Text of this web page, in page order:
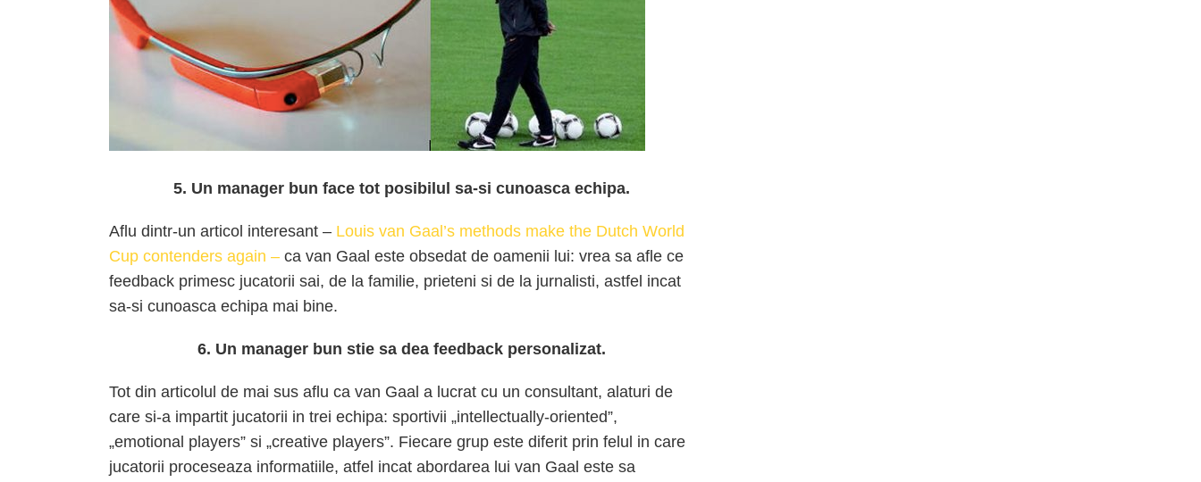
5. Un manager bun face tot posibilul sa-si cunoasca echipa.
Aflu dintr-un articol interesant – Louis van Gaal’s methods make the Dutch World
Cup contenders again – ca van Gaal este obsedat de oamenii lui: vrea sa afle ce
feedback primesc jucatorii sai, de la familie, prieteni si de la jurnalisti, astfel incat
sa-si cunoasca echipa mai bine.
6. Un manager bun stie sa dea feedback personalizat.
Tot din articolul de mai sus aflu ca van Gaal a lucrat cu un consultant, alaturi de
care si-a impartit jucatorii in trei echipa: sportivii „intellectually-oriented”,
„emotional players” si „creative players”. Fiecare grup este diferit prin felul in care
jucatorii proceseaza informatiile, atfel incat abordarea lui van Gaal este sa